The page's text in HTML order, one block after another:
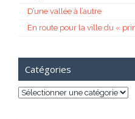
D’une vallée à l’autre
En route pour la ville du «
Catégories
Catégories